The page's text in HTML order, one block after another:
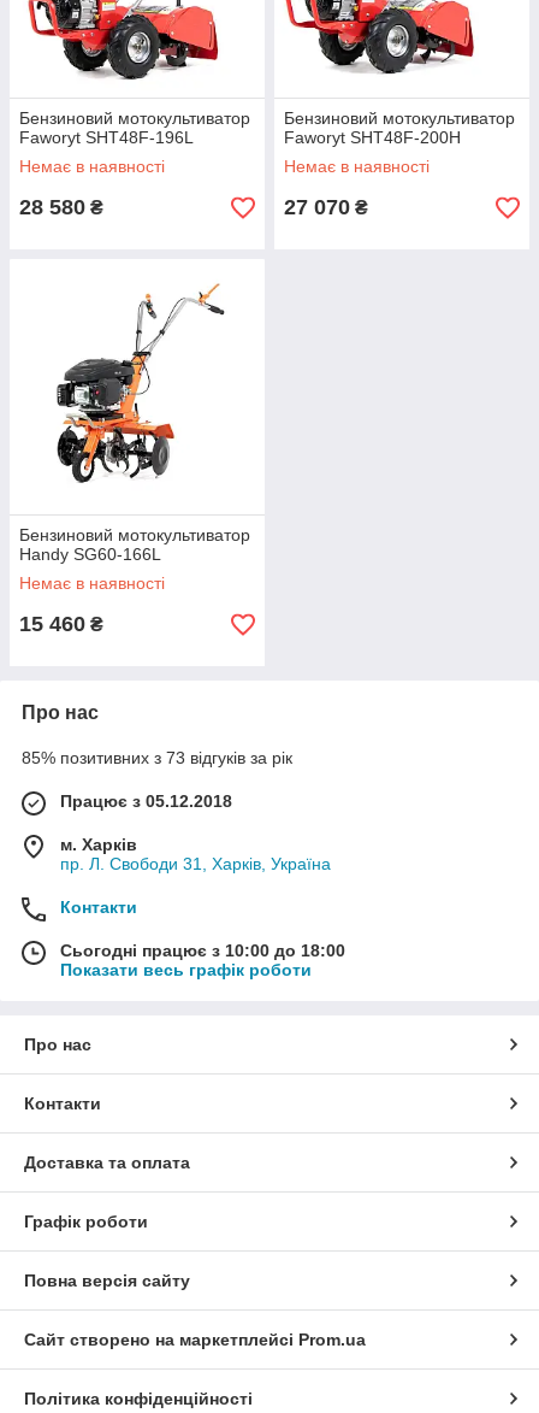
Бензиновий мотокультиватор
Faworyt SHT48F-196L
Немає в наявності
28 580 ₴
Бензиновий мотокультиватор
Faworyt SHT48F-200H
Немає в наявності
27 070 ₴
Бензиновий мотокультиватор
Handy SG60-166L
Немає в наявності
15 460 ₴
Про нас
85% позитивних з 73 відгуків за рік
Працює з 05.12.2018
м. Харків
пр. Л. Свободи 31, Харків, Україна
Контакти
Сьогодні працює з 10:00 до 18:00
Показати весь графік роботи
Про нас
Контакти
Доставка та оплата
Графік роботи
Повна версія сайту
Сайт створено на маркетплейсі Prom.ua
Політика конфіденційності